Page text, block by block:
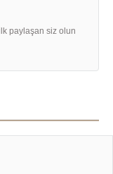
paylaşan siz olun